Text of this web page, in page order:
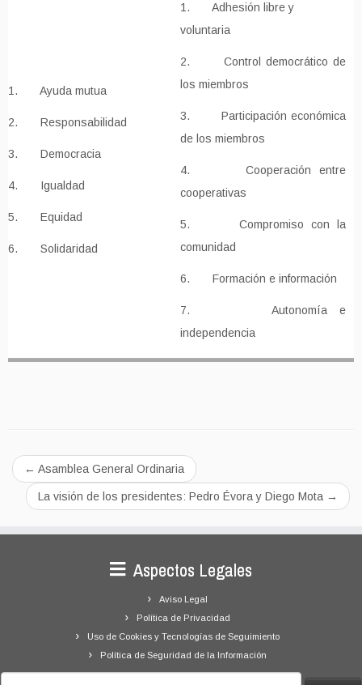
1. Ayuda mutua
2. Responsabilidad
3. Democracia
4. Igualdad
5. Equidad
6. Solidaridad
1. Adhesión libre y
voluntaria
2. Control democrático de
los miembros
3. Participación económica
de los miembros
4. Cooperación entre
cooperativas
5. Compromiso con la
comunidad
6. Formación e información
7. Autonomía e
independencia
← Asamblea General Ordinaria
La visión de los presidentes: Pedro Évora y Diego Mota →
Aspectos Legales
Aviso Legal
Política de Privacidad
Uso de Cookies y Tecnologías de Seguimiento
Política de Seguridad de la Información